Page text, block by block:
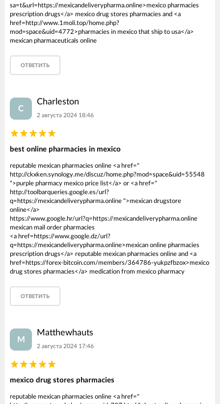
sa=t&url=https://mexicandeliverypharma.online>mexico pharmacies
prescription drugs</a> mexico drug stores pharmacies and <a
href=http://www.1moli.top/home.php?
mod=space&uid=4772>pharmacies in mexico that ship to usa</a>
mexican pharmaceuticals online
ОТВЕТИТЬ
C
Charleston
2 августа 2024 18:46
best online pharmacies in mexico
reputable mexican pharmacies online <a href="
http://ckxken.synology.me/discuz/home.php?mod=space&uid=55548
">purple pharmacy mexico price list</a> or <a href="
http://toolbarqueries.google.es/url?
q=https://mexicandeliverypharma.online ">mexican drugstore
online</a>
https://www.google.hr/url?q=https://mexicandeliverypharma.online
mexican mail order pharmacies
<a href=https://www.google.dz/url?
q=https://mexicandeliverypharma.online>mexican online pharmacies
prescription drugs</a> reputable mexican pharmacies online and <a
href=https://forex-bitcoin.com/members/364786-yukpzfbzox>mexico
drug stores pharmacies</a> medication from mexico pharmacy
ОТВЕТИТЬ
M
Matthewhauts
2 августа 2024 17:46
mexico drug stores pharmacies
reputable mexican pharmacies online <a href="